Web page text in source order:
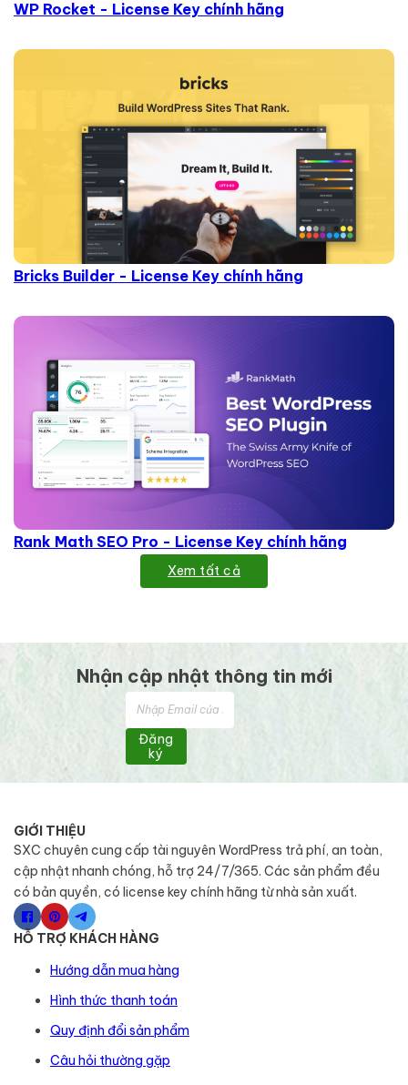
WP Rocket - License Key chính hãng
Bricks Builder - License Key chính hãng
Rank Math SEO Pro - License Key chính hãng
Xem tất cả
Nhận cập nhật thông tin mới
Đăng
ký
GIỚI THIỆU
SXC chuyên cung cấp tài nguyên WordPress trả phí, an toàn,
cập nhật nhanh chóng, hỗ trợ 24/7/365. Các sản phẩm đều
có bản quyền, có license key chính hãng từ nhà sản xuất.
HỖ TRỢ KHÁCH HÀNG
Hướng dẫn mua hàng
Hình thức thanh toán
Quy định đổi sản phẩm
Câu hỏi thường gặp